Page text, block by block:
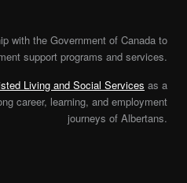
with the Government of Canada to
support programs and services.
Living and Social Services as a
career, learning, and employment
journeys of Albertans.